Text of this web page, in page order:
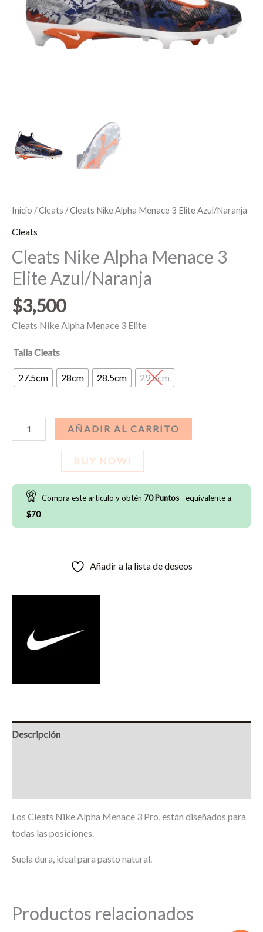
Inicio /Cleats / Cleats Nike Alpha Menace 3 Elite Azul/Naranja
Cleats
Cleats Nike Alpha Menace 3
Elite Azul/Naranja
$3,500
Cleats Nike Alpha Menace 3 Elite
Talla Cleats
27.5cm 28cm 28.5cm 29.5cm
Cleats
Nike
3
Azul/Naranja
AÑADIR AL CARRITO
BUY NOW!
Compra este artìculo y obtèn 70Puntos - equivalente a
$70
Añadir a la lista de deseos
Descripción
Los Cleats Nike Alpha Menace 3 Pro, están diseñados para
todas las posiciones.
Suela dura, ideal para pasto natural.
Productos relacionados